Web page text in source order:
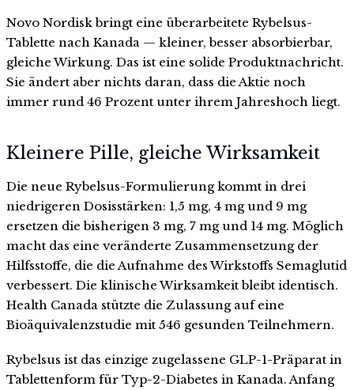
Novo Nordisk bringt eine überarbeitete Rybelsus-
Tablette nach Kanada — kleiner, besser absorbierbar,
gleiche Wirkung. Das ist eine solide Produktnachricht.
Sie ändert aber nichts daran, dass die Aktie noch
immer rund 46 Prozent unter ihrem Jahreshoch liegt.
Kleinere Pille, gleiche Wirksamkeit
Die neue Rybelsus-Formulierung kommt in drei
niedrigeren Dosisstärken: 1,5 mg, 4 mg und 9 mg
ersetzen die bisherigen 3 mg, 7 mg und 14 mg. Möglich
macht das eine veränderte Zusammensetzung der
Hilfsstoffe, die die Aufnahme des Wirkstoffs Semaglutid
verbessert. Die klinische Wirksamkeit bleibt identisch.
Health Canada stützte die Zulassung auf eine
Bioäquivalenzstudie mit 546 gesunden Teilnehmern.
Rybelsus ist das einzige zugelassene GLP-1-Präparat in
Tablettenform für Typ-2-Diabetes in Kanada. Anfang